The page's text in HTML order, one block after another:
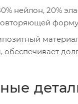
нейлон, 20%
форму